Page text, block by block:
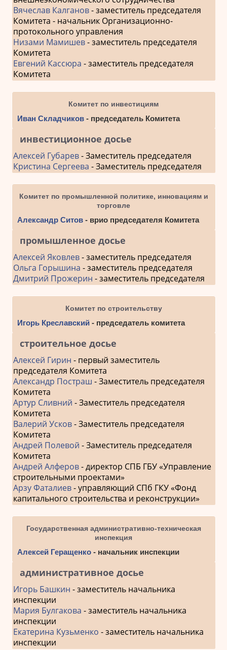
Вячеслав Калганов- заместитель председателя
Комитета - начальник Организационно-
протокольного управления
Низами Мамишев- заместитель председателя
Комитета
Евгений Кассюра - заместитель председателя
Комитета
Комитет по инвестициям
Иван Складчиков- председатель Комитета
инвестиционное досье
Алексей Губарев- Заместитель председателя
Кристина Сергеева - Заместитель председателя
Комитет по промышленной политике, инновациям и
торговле
Александр Ситов- врио председателя Комитета
промышленное досье
Алексей Яковлев- заместитель председателя
Ольга Горышина - заместитель председателя
Дмитрий Прожерин - заместитель председателя
Комитет по строительству
Игорь Креславский - председатель комитета
строительное досье
Алексей Гирин - первый заместитель
председателя Комитета
Александр Постраш - Заместитель председателя
Комитета
Артур Сливний - Заместитель председателя
Комитета
Валерий Усков- Заместитель председателя
Комитета
Андрей Полевой - Заместитель председателя
Комитета
Андрей Алферов- директор СПБ ГБУ «Управление
строительными проектами»
Арзу Фаталиев- управляющий СПб ГКУ «Фонд
капитального строительства и реконструкции»
Государственная административно-техническая
инспекция
Алексей Геращенко- начальник инспекции
административное досье
Игорь Башкин - заместитель начальника
инспекции
Мария Булгакова - заместитель начальника
инспекции
Екатерина Кузьменко - заместитель начальника
инспекции